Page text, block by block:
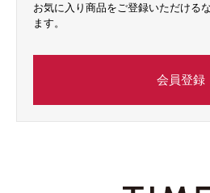
お気に入り商品をご登録いただける
ます。
会員登録